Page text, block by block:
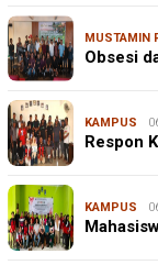
MUSTAMIN
Obsesi
KAMPUS
Respon
KAMPUS